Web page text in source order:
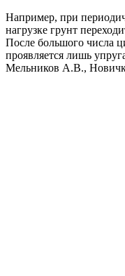
Например, при
нагрузке грунт
После большого числа
проявляется лишь
Мельников А.В.,